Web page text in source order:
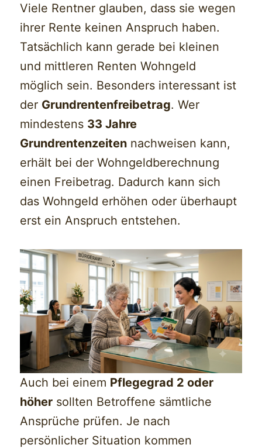
Viele Rentner glauben, dass sie wegen
ihrer Rente keinen Anspruch haben.
Tatsächlich kann gerade bei kleinen
und mittleren Renten Wohngeld
möglich sein. Besonders interessant ist
der Grundrentenfreibetrag. Wer
mindestens 33 Jahre
Grundrentenzeiten nachweisen kann,
erhält bei der Wohngeldberechnung
einen Freibetrag. Dadurch kann sich
das Wohngeld erhöhen oder überhaupt
erst ein Anspruch entstehen.
Auch bei einem Pflegegrad 2 oder
höher sollten Betroffene sämtliche
Ansprüche prüfen. Je nach
persönlicher Situation kommen